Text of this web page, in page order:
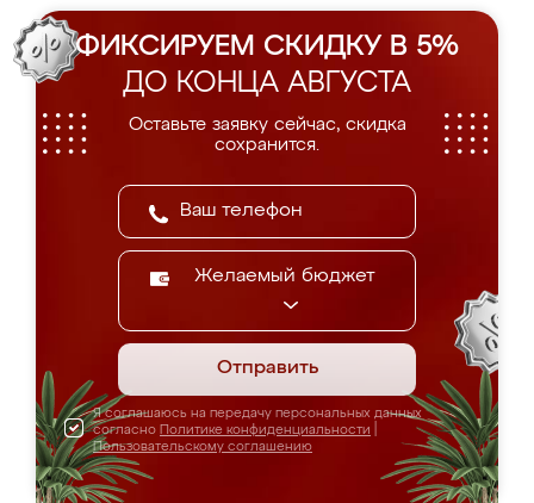
ФИКСИРУЕМ СКИДКУ В 5%
ДО КОНЦА АВГУСТА
Оставьте заявку сейчас, скидка
сохранится.
Желаемый бюджет
Отправить
Я соглашаюсь на передачу персональных данных
согласно Политике конфиденциальности
Пользовательскому соглашению